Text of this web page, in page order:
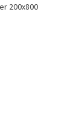
Untuk layanan